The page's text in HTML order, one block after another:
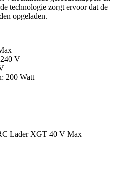
technologie zorgt ervoor dat de
opgeladen.
V
200 Watt
Lader XGT 40 V Max